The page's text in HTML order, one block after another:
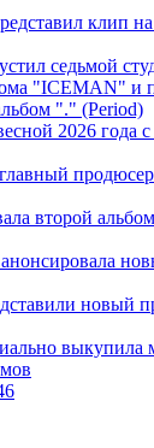
клип
седьмой
"ICEMAN" и
"." (Period)
2026 года
продюсер
второй
новый
выкупила